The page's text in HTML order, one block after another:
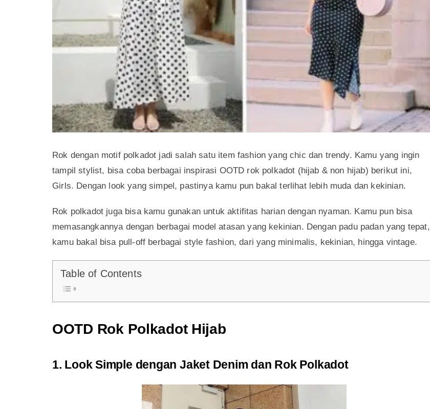
Rok dengan motif polkadot jadi salah satu item fashion yang chic dan trendy. Kamu yang ingin
tampil stylist, bisa coba berbagai inspirasi OOTD rok polkadot (hijab & non hijab) berikut ini,
Girls. Dengan look yang simpel, pastinya kamu pun bakal terlihat lebih muda dan kekinian.
Rok polkadot juga bisa kamu gunakan untuk aktifitas harian dengan nyaman. Kamu pun bisa
memasangkannya dengan berbagai model atasan yang kekinian. Dengan padu padan yang tepat,
kamu bakal bisa pull-off berbagai style fashion, dari yang minimalis, kekinian, hingga vintage.
Table of Contents
OOTD Rok Polkadot Hijab
1. Look Simple dengan Jaket Denim dan Rok Polkadot